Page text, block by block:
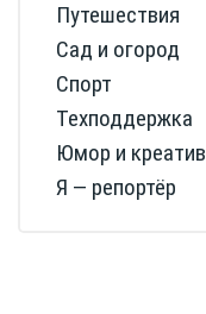
Путешествия
Сад и огород
Спорт
Техподдержка
Юмор и креатив
Я — репортёр